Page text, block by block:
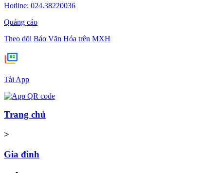
Hotline: 024.38220036
Quảng cáo
Theo dõi Báo Văn Hóa trên MXH
Tải App
Trang chủ
>
Gia đình